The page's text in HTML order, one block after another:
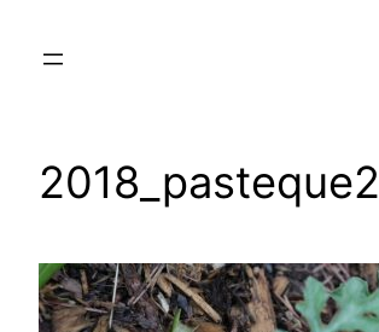
2018_pasteque2